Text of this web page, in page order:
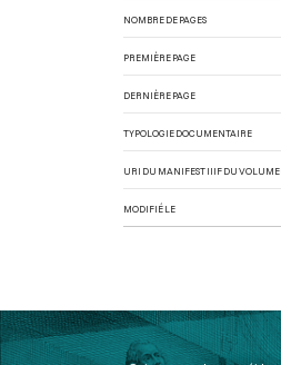
NOMBRE DE PAGES
PREMIÈRE PAGE
DERNIÈRE PAGE
TYPOLOGIE DOCUMENTAIRE
URI DU MANIFEST IIIF DU
MODIFIÉ LE